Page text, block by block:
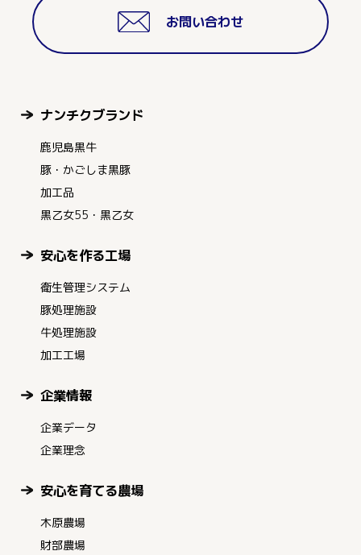
お問い合わせ
ナンチクブランド
鹿児島黒牛
豚・かごしま黒豚
加工品
黒乙女55・黒乙女
安心を作る工場
衛生管理システム
豚処理施設
牛処理施設
加工工場
企業情報
企業データ
企業理念
安心を育てる農場
木原農場
財部農場